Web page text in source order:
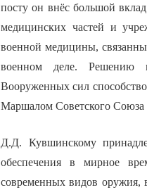
посту он внёс большой
медицинских частей и
военной медицины,
военном деле. Решению
Вооруженных сил
Маршалом Советского
Д.Д. Кувшинскому
обеспечения в мирное
современных видов оружия,